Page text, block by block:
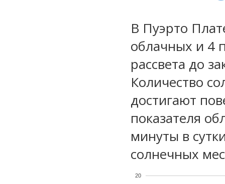
В Пуэрто
облачных и 4
рассвета до
Количество
достигают
показателя
минуты в
солнечных
20